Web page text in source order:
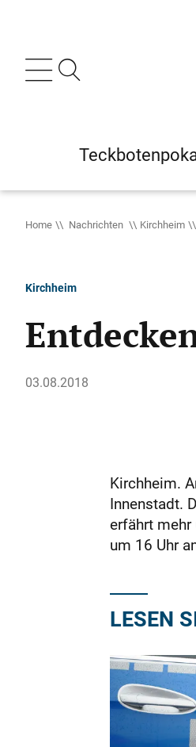
Home Nachrichten Kirchheim
Kirchheim
03.08.2018
Kirchheim.
Innenstadt.
erfährt
um 16 Uhr
LESEN